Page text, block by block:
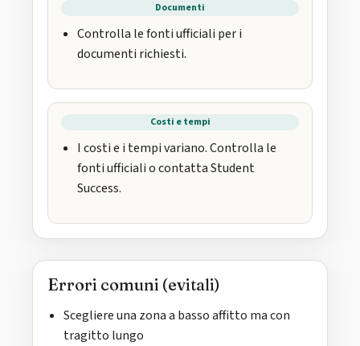
Documenti
Controlla le fonti ufficiali per i
documenti richiesti.
Costi e tempi
I costi e i tempi variano. Controlla le
fonti ufficiali o contatta Student
Success.
Errori comuni (evitali)
Scegliere una zona a basso affitto ma con
tragitto lungo